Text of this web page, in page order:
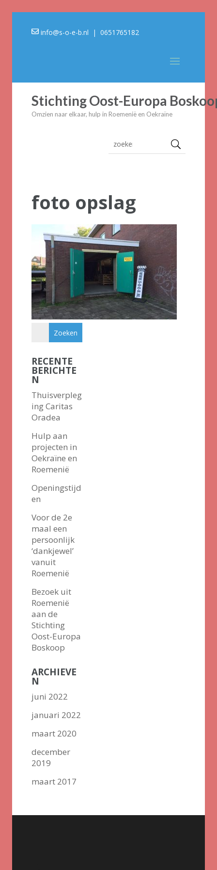
info@s-o-e-b.nl | 0651765182
Stichting Oost-Europa
Omzien naar elkaar, hulp in Roemenië en Oekraïne
foto opslag
RECENTE
BERICHTE
N
Thuisverpleg
ing Caritas
Oradea
Hulp aan
projecten in
Oekraïne en
Roemenië
Openingstijd
en
Voor de 2e
maal een
persoonlijk
‘dankjewel’
vanuit
Roemenië
Bezoek uit
Roemenië
aan de
Stichting
Oost-Europa
Boskoop
ARCHIEVE
N
juni 2022
januari 2022
maart 2020
december
2019
maart 2017